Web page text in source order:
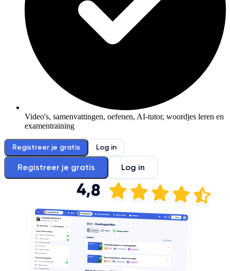
Video's, samenvattingen, oefenen, AI-tutor, woordjes leren en
examentraining
Registreer je gratis Log in
Registreer je gratis Log in